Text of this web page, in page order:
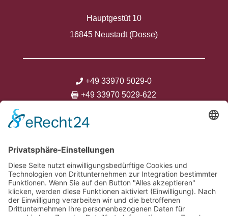
Hauptgestüt 10
16845 Neustadt (Dosse)
 +49 33970 5029-0
 +49 33970 5029-622
Kontakt
Anfahrt